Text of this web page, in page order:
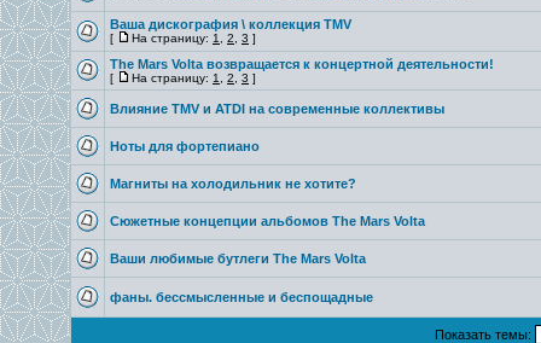
Ваша дискография \ коллекция TMV
[ На страницу: 1 2 3 ]
The Mars Volta возвращается к концертной деятельности!
[ На страницу: 1 2 3 ]
Влияние TMV и ATDI на современные коллективы
Ноты для фортепиано
Магниты на холодильник не хотите?
Сюжетные концепции альбомов The Mars Volta
Ваши любимые бутлеги The Mars Volta
фаны. бессмысленные и беспощадные
Показать темы: